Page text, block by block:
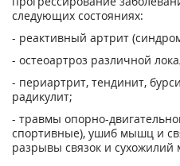
следующих состояниях:
- реактивный артрит
- остеоартроз различной
- периартрит, тендинит,
радикулит;
- травмы опорно-
спортивные), ушиб мышц и
разрывы связок и